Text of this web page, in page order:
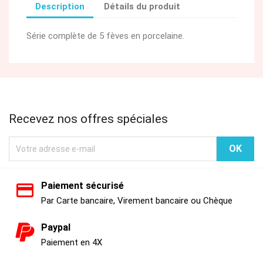
Description Détails du produit
Série complète de 5 fèves en porcelaine.
Recevez nos offres spéciales
Paiement sécurisé
Par Carte bancaire, Virement bancaire ou Chèque
Paypal
Paiement en 4X